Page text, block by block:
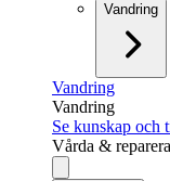
Vandring
Vandring
Vandring
Se kunskap och
Vårda & reparera